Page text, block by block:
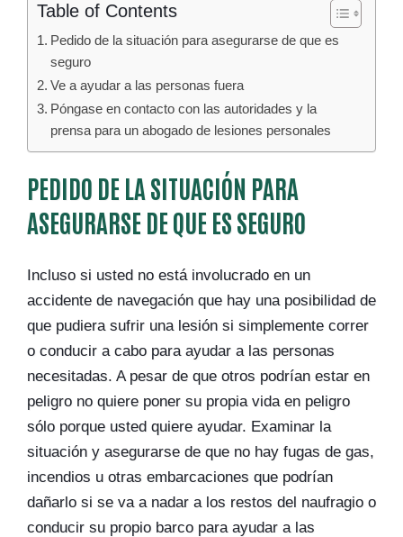
Table of Contents
Pedido de la situación para asegurarse de que es
seguro
Ve a ayudar a las personas fuera
Póngase en contacto con las autoridades y la
prensa para un abogado de lesiones personales
PEDIDO DE LA SITUACIÓN PARA
ASEGURARSE DE QUE ES SEGURO
Incluso si usted no está involucrado en un
accidente de navegación que hay una posibilidad de
que pudiera sufrir una lesión si simplemente correr
o conducir a cabo para ayudar a las personas
necesitadas. A pesar de que otros podrían estar en
peligro no quiere poner su propia vida en peligro
sólo porque usted quiere ayudar. Examinar la
situación y asegurarse de que no hay fugas de gas,
incendios u otras embarcaciones que podrían
dañarlo si se va a nadar a los restos del naufragio o
conducir su propio barco para ayudar a las